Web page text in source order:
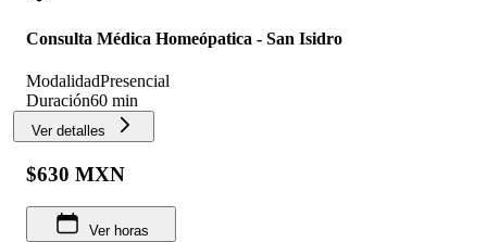
Consulta Médica Homeópatica - San Isidro
ModalidadPresencial
Duración60 min
Ver detalles
$630 MXN
Ver horas